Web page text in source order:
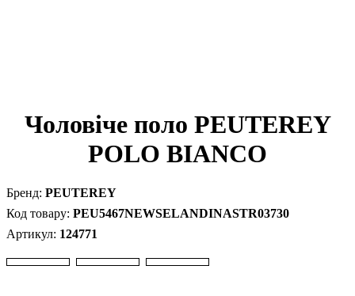
Чоловіче поло PEUTEREY
POLO BIANCO
PEUTEREY
PEU5467NEWSELANDINASTR03730
124771